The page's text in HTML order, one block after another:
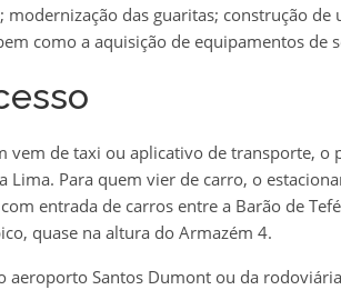
das guaritas; construção de
como a aquisição de equipamentos de
vem de taxi ou aplicativo de transporte, o
Lima. Para quem vier de carro, o
entrada de carros entre a Barão de
quase na altura do Armazém 4.
aeroporto Santos Dumont ou da